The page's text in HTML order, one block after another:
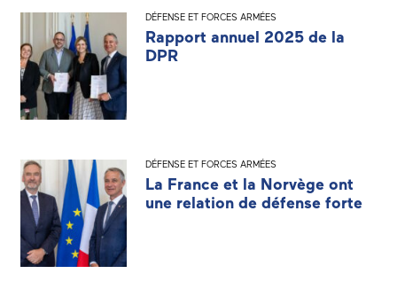
DÉFENSE ET FORCES ARMÉES
Rapport annuel 2025 de la
DPR
DÉFENSE ET FORCES ARMÉES
La France et la Norvège ont
une relation de défense forte